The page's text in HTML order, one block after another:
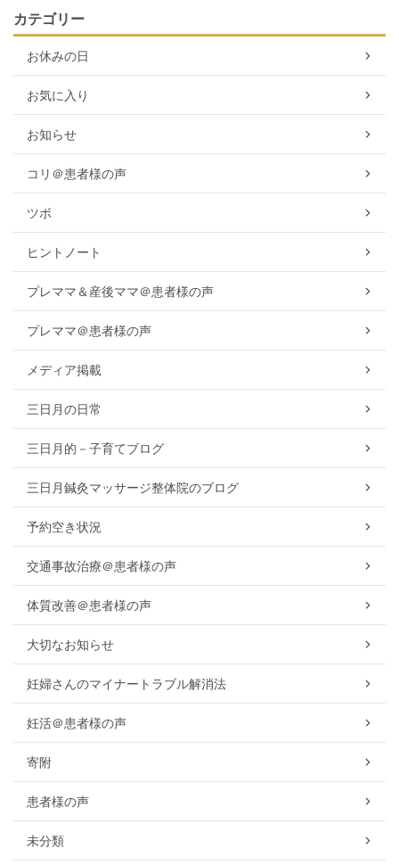
カテゴリー
お休みの日
お気に入り
お知らせ
コリ＠患者様の声
ツボ
ヒントノート
プレママ＆産後ママ＠患者様の声
プレママ＠患者様の声
メディア掲載
三日月の日常
三日月的－子育てブログ
三日月鍼灸マッサージ整体院のブログ
予約空き状況
交通事故治療＠患者様の声
体質改善＠患者様の声
大切なお知らせ
妊婦さんのマイナートラブル解消法
妊活＠患者様の声
寄附
患者様の声
未分類